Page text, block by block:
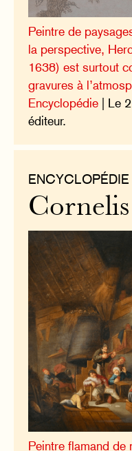
Peintre de
la perspective,
1638) est surtout
gravures à
Encyclopédie | Le
éditeur.
ENCYCLOPÉDIE
Peintre flamand de